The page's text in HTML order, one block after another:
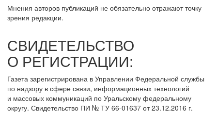
Мнения авторов публикаций не обязательно отражают точку
зрения редакции.
СВИДЕТЕЛЬСТВО
О РЕГИСТРАЦИИ:
Газета зарегистрирована в Управлении Федеральной службы
по надзору в сфере связи, информационных технологий
и массовых коммуникаций по Уральскому федеральному
округу. Свидетельство ПИ № ТУ 66-01637 от 23.12.2016 г.